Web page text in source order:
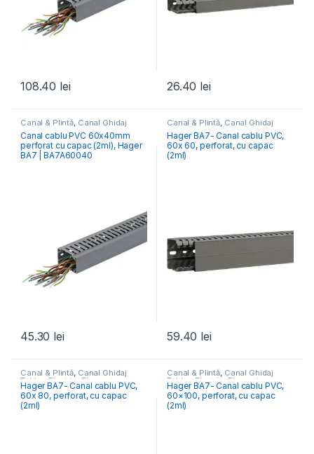
108.40 lei 26.40 lei
Canal & Plintă, Canal Ghidaj
Tablou Electric
Canal cablu PVC 60x40mm
perforat cu capac (2ml), Hager
BA7 | BA7A60040
45.30 lei
Canal & Plintă, Canal Ghidaj
Tablou Electric Elemente
Conexiune- Tablou Electric
Hager BA7- Canal cablu PVC,
60x 60, perforat, cu capac
(2ml)
59.40 lei
Canal & Plintă, Canal Ghidaj
Tablou Electric Elemente
Conexiune- Tablou Electric
Hager BA7- Canal cablu PVC,
60x 80, perforat, cu capac
(2ml)
Canal & Plintă, Canal Ghidaj
Tablou Electric Elemente
Conexiune- Tablou Electric
Hager BA7- Canal cablu PVC,
60×100, perforat, cu capac
(2ml)